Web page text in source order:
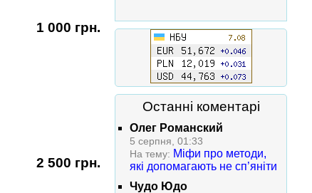
1 000 грн.
2 500 грн.
Останні коментарі
Олег Романский
5 серпня, 01:33
На тему: Міфи про методи,
які допомагають не сп’яніти
Чудо Юдо